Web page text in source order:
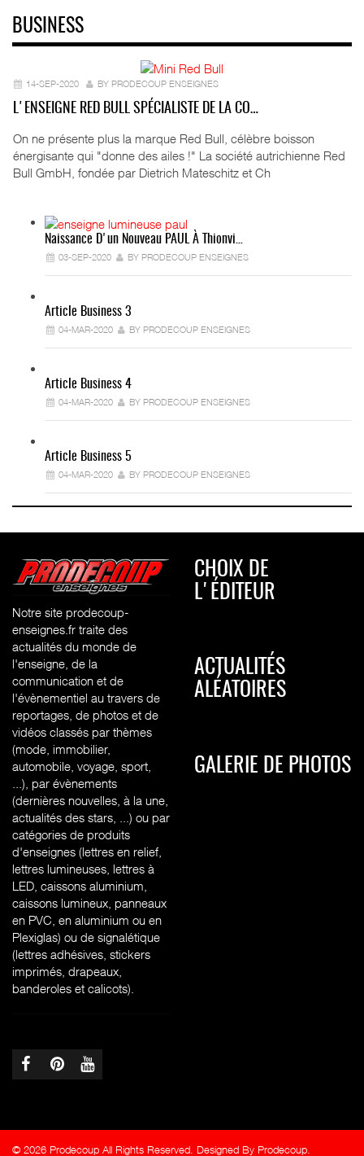
BUSINESS
14-SEP-2020 BY PRODECOUP ENSEIGNES
L'ENSEIGNE RED BULL SPÉCIALISTE DE LA CO…
On ne présente plus la marque Red Bull, célèbre boisson
énergisante qui "donne des ailes !" La société autrichienne Red
Bull GmbH, fondée par Dietrich Mateschitz et Ch
Naissance D'un Nouveau PAUL À Thionvi…
03-SEP-2020 BY PRODECOUP ENSEIGNES
Article Business 3
04-MAR-2020 BY PRODECOUP ENSEIGNES
Article Business 4
04-MAR-2020 BY PRODECOUP ENSEIGNES
Article Business 5
04-MAR-2020 BY PRODECOUP ENSEIGNES
Notre site prodecoup-
enseignes.fr traite des
actualités du monde de
l'enseigne, de la
communication et de
l'évènementiel au travers de
reportages, de photos et de
vidéos classés par thèmes
(mode, immobilier,
automobile, voyage, sport,
...), par évènements
(dernières nouvelles, à la une,
actualités des stars, ...) ou par
catégories de produits
d'enseignes (lettres en relief,
lettres lumineuses, lettres à
LED, caissons aluminium,
caissons lumineux, panneaux
en PVC, en aluminium ou en
Plexiglas) ou de signalétique
(lettres adhésives, stickers
imprimés, drapeaux,
banderoles et calicots).
CHOIX DE
L'ÉDITEUR
ACTUALITÉS
ALÉATOIRES
GALERIE DE PHOTOS
© 2026 Prodecoup All Rights Reserved. Designed By Prodecoup.